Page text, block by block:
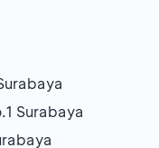
Surabaya